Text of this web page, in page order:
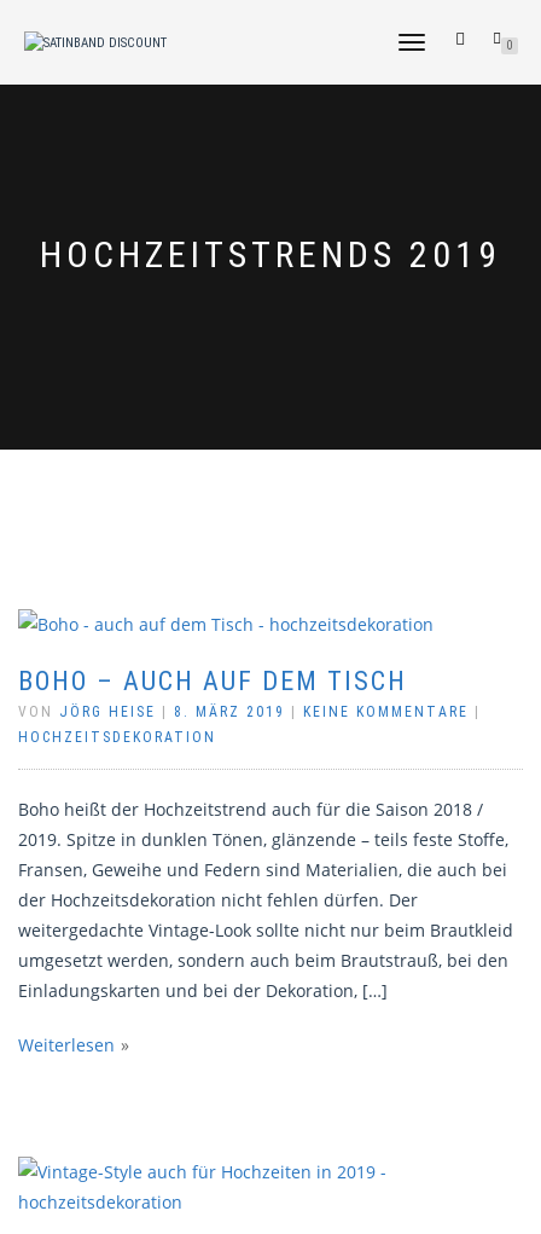
NAVIGATION
0
TAG:
HOCHZEITSTRENDS 2019
BOHO – AUCH AUF DEM TISCH
VON JÖRG HEISE | 8. MÄRZ 2019 | KEINE KOMMENTARE |
HOCHZEITSDEKORATION
Boho heißt der Hochzeitstrend auch für die Saison 2018 /
2019. Spitze in dunklen Tönen, glänzende – teils feste Stoffe,
Fransen, Geweihe und Federn sind Materialien, die auch bei
der Hochzeitsdekoration nicht fehlen dürfen. Der
weitergedachte Vintage-Look sollte nicht nur beim Brautkleid
umgesetzt werden, sondern auch beim Brautstrauß, bei den
Einladungskarten und bei der Dekoration, […]
Weiterlesen